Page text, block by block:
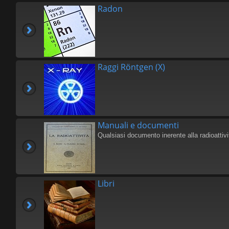
Radon
Raggi Röntgen (X)
Manuali e documenti
Qualsiasi documento inerente alla
Libri